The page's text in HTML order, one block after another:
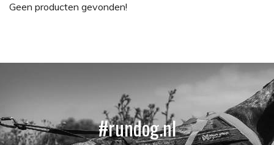
Geen producten gevonden!
#rundog.nl